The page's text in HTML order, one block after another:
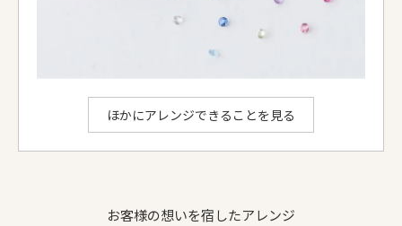
ほかにアレンジできることを見る
お客様の想いを宿したアレンジ